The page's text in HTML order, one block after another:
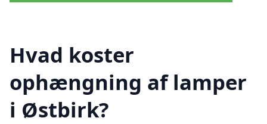
Hvad koster
ophængning af lamper
i Østbirk?